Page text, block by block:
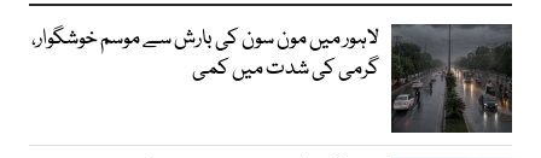
لاہور میں مون سون کی بارش سے موسم خوشگوار،
گرمی کی شدت میں کمی